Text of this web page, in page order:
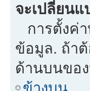
จะเปลี่ยนแ
การตั้งค่
ข้อมูล. ถ้า
ด้านบนขอ